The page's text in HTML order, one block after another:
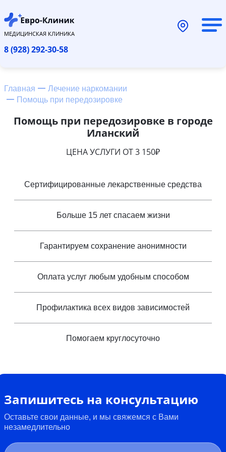
МЕДИЦИНСКАЯ КЛИНИКА
8 (928) 292-30-58
Главная
Лечение наркомании
Помощь при передозировке
Помощь при передозировке в городе
Иланский
ЦЕНА УСЛУГИ ОТ 3 150₽
Сертифицированные лекарственные средства
Больше 15 лет спасаем жизни
Гарантируем сохранение анонимности
Оплата услуг любым удобным способом
Профилактика всех видов зависимостей
Помогаем круглосуточно
Запишитесь на консультацию
Оставьте свои данные, и мы свяжемся с Вами
незамедлительно